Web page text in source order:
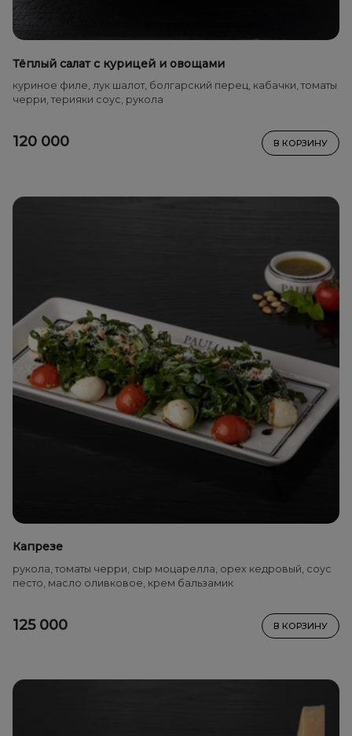
Тёплый салат с курицей и овощами
куриное филе, лук шалот, болгарский перец, кабачки, томаты
черри, терияки соус, рукола
120 000 В КОРЗИНУ
Капрезе
рукола, томаты черри, сыр моцарелла, орех кедровый, соус
песто, масло оливковое, крем бальзамик
125 000 В КОРЗИНУ